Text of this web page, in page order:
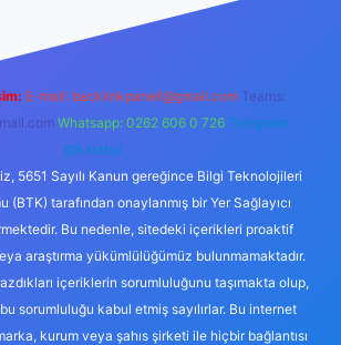
E-mail: backlinkpaneli@gmail.com Teams:
Whatsapp: 0262 606 0 726 Telegram:
@karabul
5651 Sayılı Kanun gereğince Bilgi Teknolojileri
(BTK) tarafından onaylanmış bir Yer Sağlayıcı
Bu nedenle, sitedeki içerikleri proaktif
araştırma yükümlülüğümüz bulunmamaktadır.
içeriklerin sorumluluğunu taşımakta olup,
sorumluluğu kabul etmiş sayılırlar. Bu internet
kurum veya şahıs şirketi ile hiçbir bağlantısı